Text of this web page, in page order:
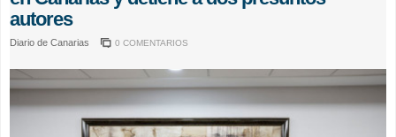
autores
Diario de Canarias 0 COMENTARIOS